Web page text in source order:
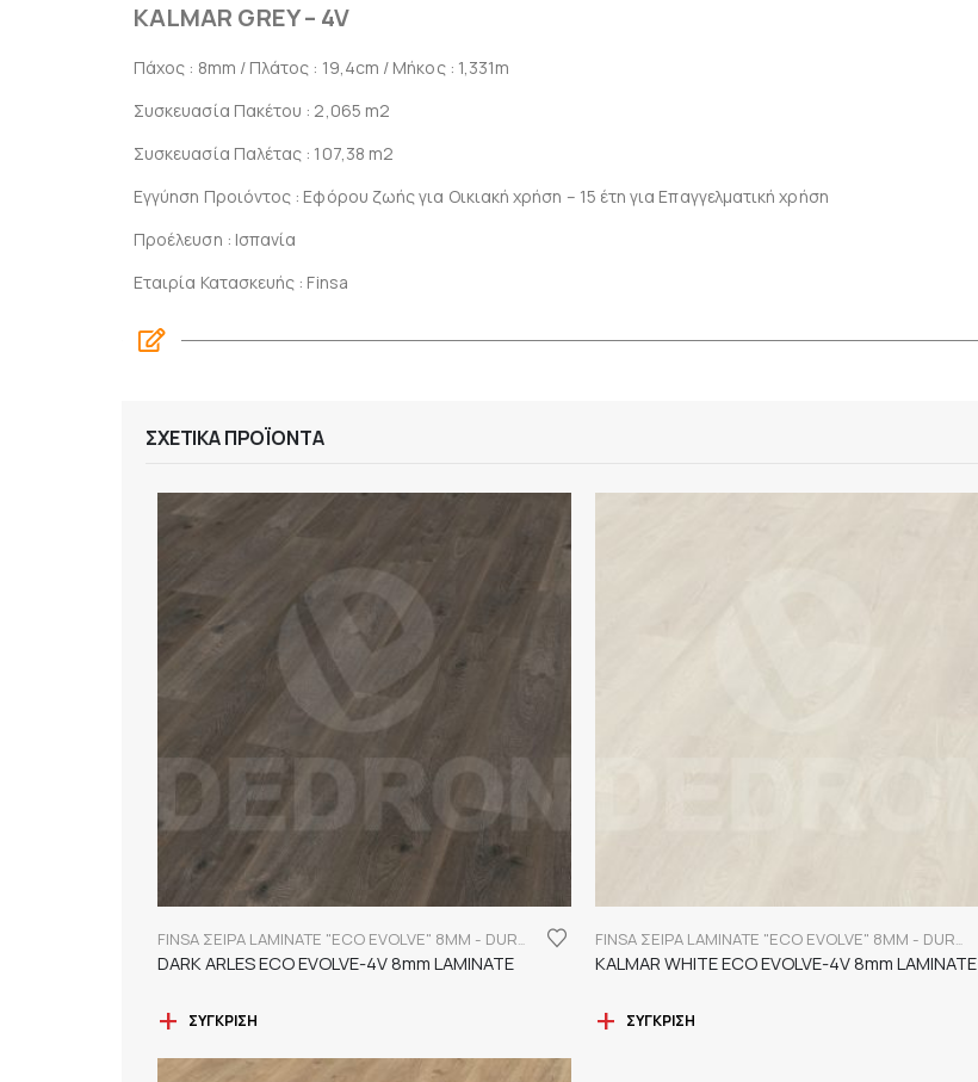
KALMAR GREY – 4V
Πάχος : 8mm / Πλάτος : 19,4cm / Μήκος : 1,331m
Συσκευασία Πακέτου : 2,065 m2
Συσκευασία Παλέτας : 107,38 m2
Εγγύηση Προιόντος : Εφόρου ζωής για Οικιακή χρήση – 15 έτη για Επαγγελματική χρήση
Προέλευση : Ισπανία
Εταιρία Κατασκευής : Finsa
ΣΧΕΤΙΚΆ ΠΡΟΪΌΝΤΑ
DARK ARLES ECO EVOLVE-4V 8mm LAMINATE
ΣΎΓΚΡΙΣΗ
KALMAR WHITE ECO EVOLVE-4V 8mm LAMINATE
ΣΎΓΚΡΙΣΗ